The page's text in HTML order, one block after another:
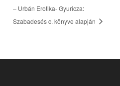
– Urbán Erotika- Gyuricza:
Szabadesés c. könyve alapján